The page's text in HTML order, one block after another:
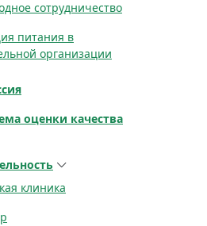
сотрудничество
питания в
организации
оценки качества
клиника